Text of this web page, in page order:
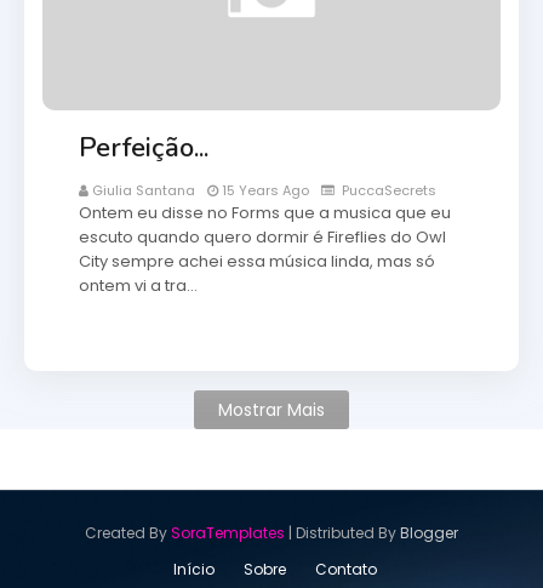
Perfeição...
Giulia Santana 15 Years Ago PuccaSecrets
Ontem eu disse no Forms que a musica que eu
escuto quando quero dormir é Fireflies do Owl
City sempre achei essa música linda, mas só
ontem vi a tra…
Mostrar Mais
Created BySoraTemplates | Distributed ByBlogger
Início
Sobre Contato